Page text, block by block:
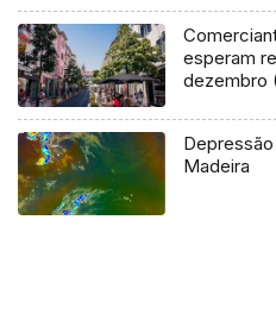
esperam
dezembro
Madeira